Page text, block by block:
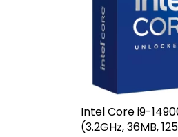
Intel Core i9-
(3.2GHz, 36MB,